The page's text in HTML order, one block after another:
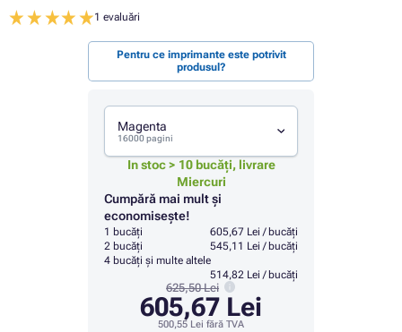
1 evaluări
Pentru ce imprimante este potrivit
produsul?
Magenta
16000 pagini
In stoc > 10 bucăți, livrare
Miercuri
Cumpără mai mult și
economisește!
1 bucăți
605,67 Lei / bucăți
2 bucăți
545,11 Lei / bucăți
4 bucăți și multe altele
514,82 Lei / bucăți
625,50 Lei
605,67 Lei
500,55 Lei fără TVA